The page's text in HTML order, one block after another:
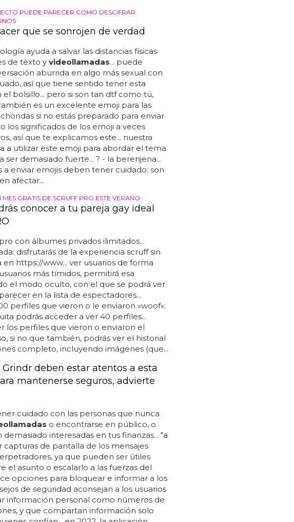
PUEDE PARECER COMO DESCIFRAR
que se sonrojen de verdad
ayuda a salvar las distancias físicas
de texto y videollamadas... puede
aburrida en algo más sexual con
así que tiene sentido tener esta
bolsillo... pero si son tan dtf como tú,
es un excelente emoji para las
si no estás preparado para enviar
los significados de los emoji a veces
así que te explicamos este... nuestra
a utilizar este emoji para abordar el tema
ser demasiado fuerte... ? - la berenjena...
a enviar emojis deben tener cuidado: son
afectar...
GRATIS DE SCRUFF PRO ESTE VERANO
conocer a tu pareja gay ideal
con álbumes privados ilimitados...
disfrutarás de la experiencia scruff sin
en https://www... ver usuarios de forma
más tímidos, permitirá esa
el modo oculto, con el que se podrá ver
en la lista de espectadores...
perfiles que vieron o le enviaron «woof»:
podrás acceder a ver 40 perfiles...
los perfiles que vieron o enviaron el
si no que también, podrás ver el historial
completo, incluyendo imágenes (que...
Grindr deben estar atentos a esta
mantenerse seguros, advierte
cuidado con las personas que nunca
o encontrarse en público, o
interesadas en tus finanzas... "a
capturas de pantalla de los mensajes
ya que pueden ser útiles
el asunto o escalarlo a las fuerzas del
opciones para bloquear e informar a los
de seguridad aconsejan a los usuarios
información personal como números de
y que compartan información solo